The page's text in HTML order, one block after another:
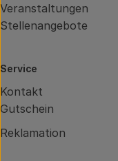
Veranstaltungen
Stellenangebote
Service
Kontakt
Gutschein
Reklamation